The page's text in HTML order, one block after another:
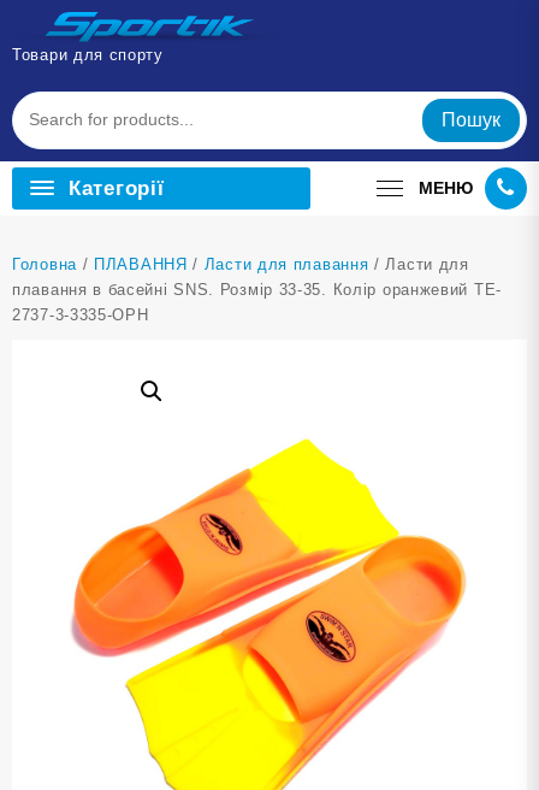
Перейти
вмісту
Товари для спорту
Пошук
Категорії МЕНЮ
Головна / ПЛАВАННЯ / Ласти для плавання / Ласти для
плавання в басейні SNS. Розмір 33-35. Колір оранжевий TE-
2737-3-3335-ОРН